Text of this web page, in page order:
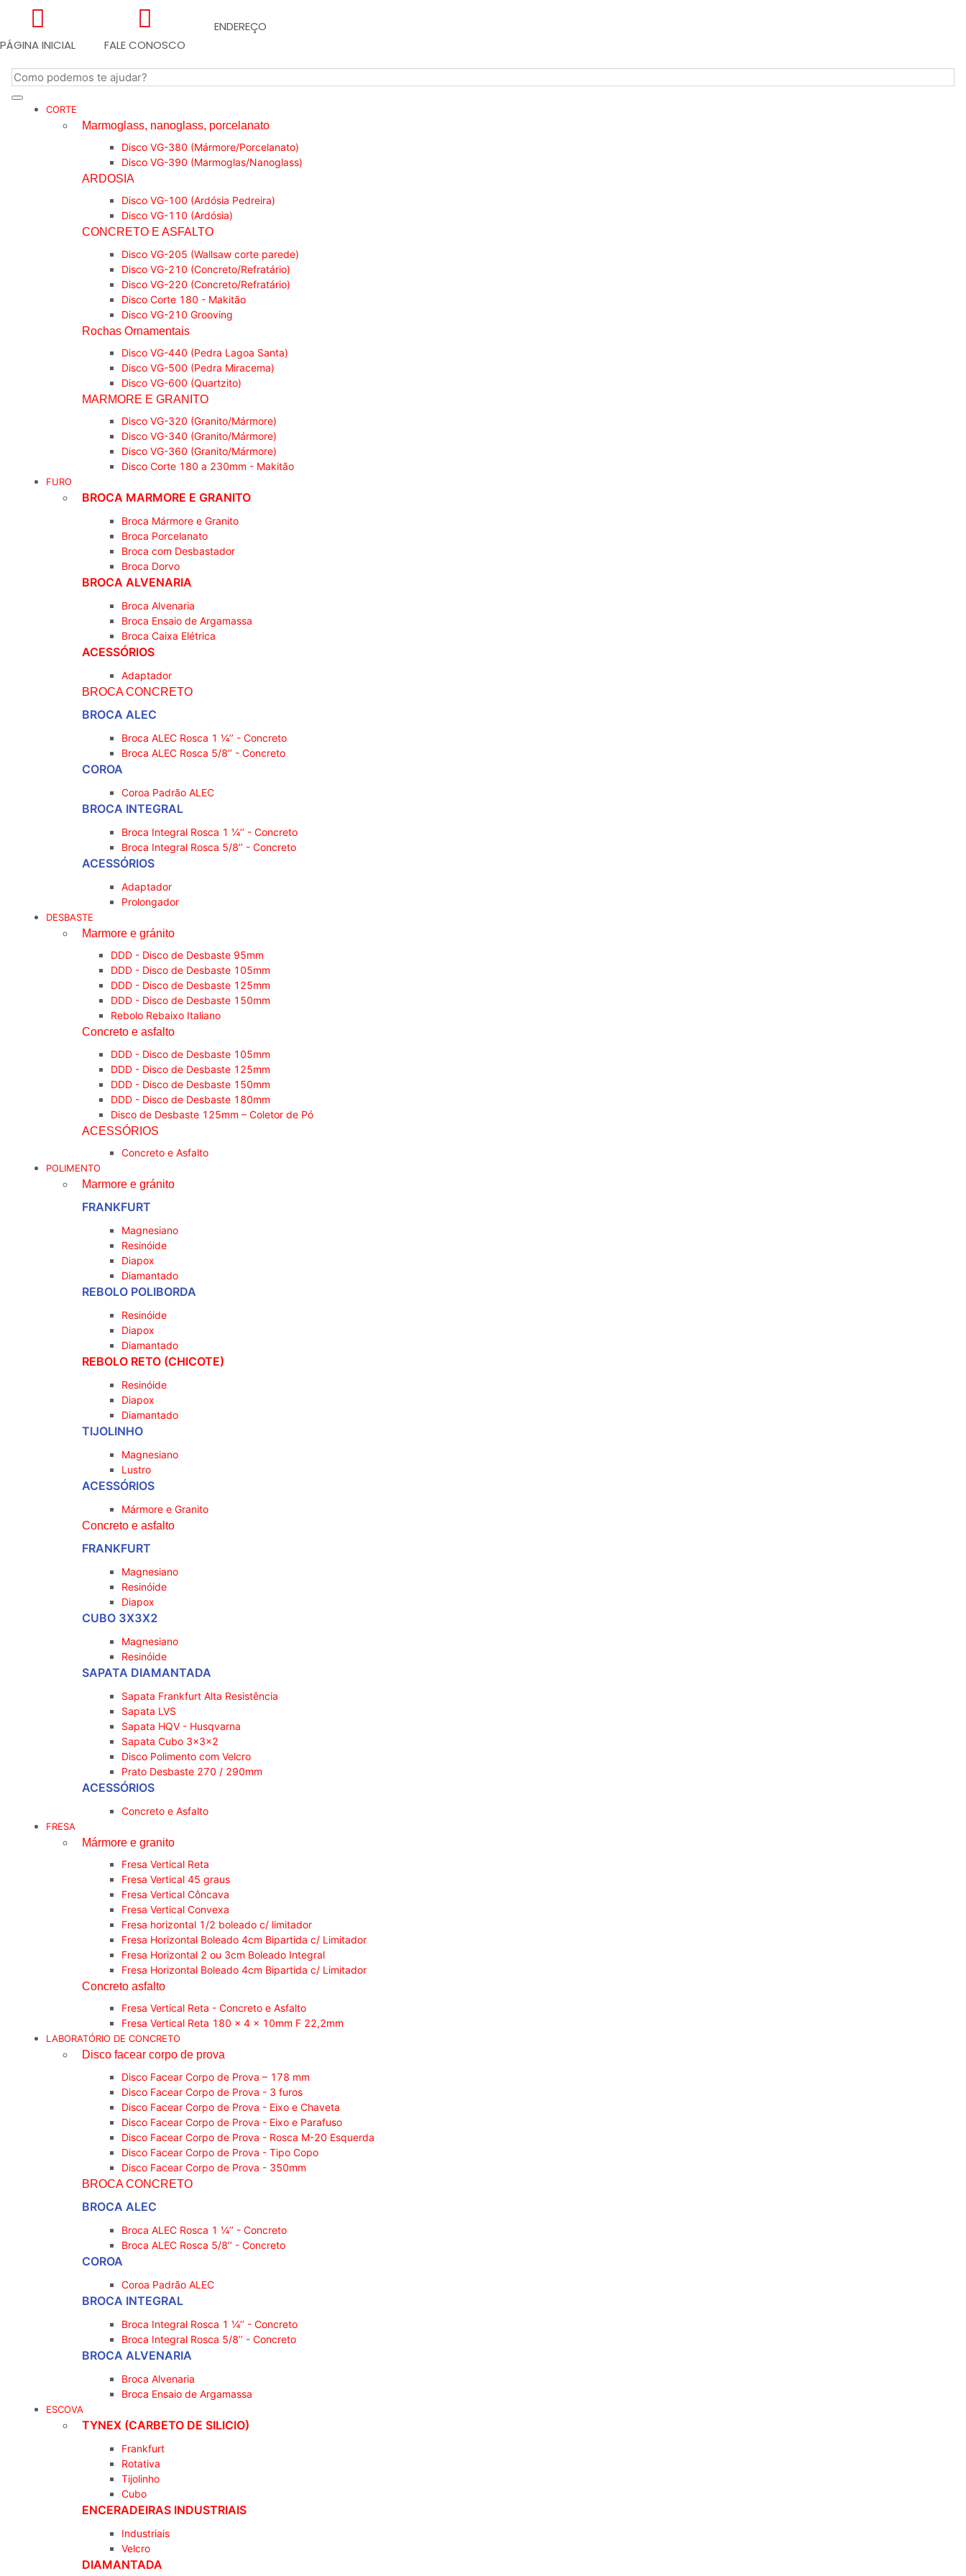
PÁGINA INICIAL FALE CONOSCO
ENDEREÇO
CORTE
Marmoglass, nanoglass, porcelanato
Disco VG-380 (Mármore/Porcelanato)
Disco VG-390 (Marmoglas/Nanoglass)
ARDOSIA
Disco VG-100 (Ardósia Pedreira)
Disco VG-110 (Ardósia)
CONCRETO E ASFALTO
Disco VG-205 (Wallsaw corte parede)
Disco VG-210 (Concreto/Refratário)
Disco VG-220 (Concreto/Refratário)
Disco Corte 180 - Makitão
Disco VG-210 Grooving
Rochas Ornamentais
Disco VG-440 (Pedra Lagoa Santa)
Disco VG-500 (Pedra Miracema)
Disco VG-600 (Quartzito)
MARMORE E GRANITO
Disco VG-320 (Granito/Mármore)
Disco VG-340 (Granito/Mármore)
Disco VG-360 (Granito/Mármore)
Disco Corte 180 a 230mm - Makitão
FURO
BROCA MARMORE E GRANITO
Broca Mármore e Granito
Broca Porcelanato
Broca com Desbastador
Broca Dorvo
BROCA ALVENARIA
Broca Alvenaria
Broca Ensaio de Argamassa
Broca Caixa Elétrica
ACESSÓRIOS
Adaptador
BROCA CONCRETO
BROCA ALEC
Broca ALEC Rosca 1 ¼’’ - Concreto
Broca ALEC Rosca 5/8’’ - Concreto
COROA
Coroa Padrão ALEC
BROCA INTEGRAL
Broca Integral Rosca 1 ¼’’ - Concreto
Broca Integral Rosca 5/8’’ - Concreto
ACESSÓRIOS
Adaptador
Prolongador
DESBASTE
Marmore e gránito
DDD - Disco de Desbaste 95mm
DDD - Disco de Desbaste 105mm
DDD - Disco de Desbaste 125mm
DDD - Disco de Desbaste 150mm
Rebolo Rebaixo Italiano
Concreto e asfalto
DDD - Disco de Desbaste 105mm
DDD - Disco de Desbaste 125mm
DDD - Disco de Desbaste 150mm
DDD - Disco de Desbaste 180mm
Disco de Desbaste 125mm – Coletor de Pó
ACESSÓRIOS
Concreto e Asfalto
POLIMENTO
Marmore e gránito
FRANKFURT
Magnesiano
Resinóide
Diapox
Diamantado
REBOLO POLIBORDA
Resinóide
Diapox
Diamantado
REBOLO RETO (CHICOTE)
Resinóide
Diapox
Diamantado
TIJOLINHO
Magnesiano
Lustro
ACESSÓRIOS
Mármore e Granito
Concreto e asfalto
FRANKFURT
Magnesiano
Resinóide
Diapox
CUBO 3X3X2
Magnesiano
Resinóide
SAPATA DIAMANTADA
Sapata Frankfurt Alta Resistência
Sapata LVS
Sapata HQV - Husqvarna
Sapata Cubo 3x3x2
Disco Polimento com Velcro
Prato Desbaste 270 / 290mm
ACESSÓRIOS
Concreto e Asfalto
FRESA
Mármore e granito
Fresa Vertical Reta
Fresa Vertical 45 graus
Fresa Vertical Côncava
Fresa Vertical Convexa
Fresa horizontal 1/2 boleado c/ limitador
Fresa Horizontal Boleado 4cm Bipartida c/ Limitador
Fresa Horizontal 2 ou 3cm Boleado Integral
Fresa Horizontal Boleado 4cm Bipartida c/ Limitador
Concreto asfalto
Fresa Vertical Reta - Concreto e Asfalto
Fresa Vertical Reta 180 x 4 x 10mm F 22,2mm
LABORATÓRIO DE CONCRETO
Disco facear corpo de prova
Disco Facear Corpo de Prova – 178 mm
Disco Facear Corpo de Prova - 3 furos
Disco Facear Corpo de Prova - Eixo e Chaveta
Disco Facear Corpo de Prova - Eixo e Parafuso
Disco Facear Corpo de Prova - Rosca M-20 Esquerda
Disco Facear Corpo de Prova - Tipo Copo
Disco Facear Corpo de Prova - 350mm
BROCA CONCRETO
BROCA ALEC
Broca ALEC Rosca 1 ¼’’ - Concreto
Broca ALEC Rosca 5/8’’ - Concreto
COROA
Coroa Padrão ALEC
BROCA INTEGRAL
Broca Integral Rosca 1 ¼’’ - Concreto
Broca Integral Rosca 5/8’’ - Concreto
BROCA ALVENARIA
Broca Alvenaria
Broca Ensaio de Argamassa
ESCOVA
TYNEX (CARBETO DE SILICIO)
Frankfurt
Rotativa
Tijolinho
Cubo
ENCERADEIRAS INDUSTRIAIS
Industriais
Velcro
DIAMANTADA